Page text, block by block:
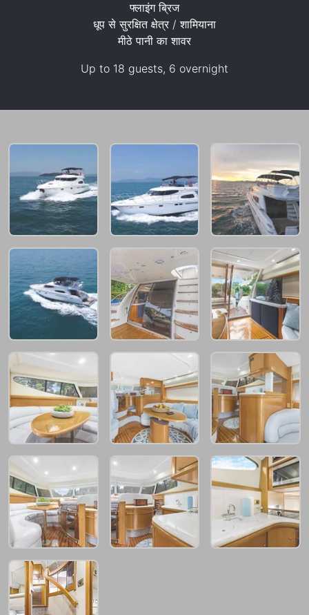
फ्लाइंग ब्रिज
धूप से सुरक्षित क्षेत्र / शामियाना
मीठे पानी का शावर
Up to 18 guests, 6 overnight